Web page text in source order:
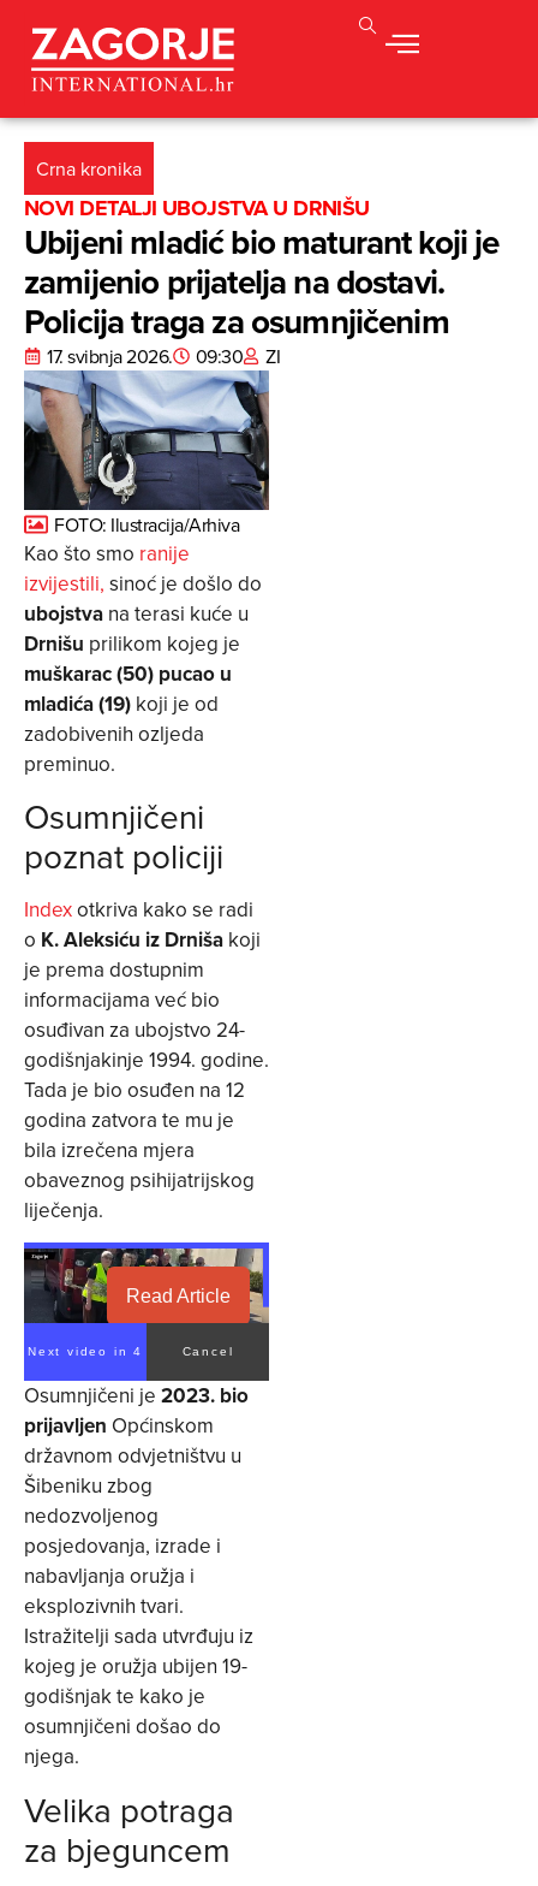
Crna kronika
NOVI DETALJI UBOJSTVA U DRNIŠU
Ubijeni mladić bio maturant koji je
zamijenio prijatelja na dostavi.
Policija traga za osumnjičenim
17. svibnja 2026. 09:30 ZI
FOTO: Ilustracija/Arhiva
Kao što smo ranije
izvijestili, sinoć je došlo do
ubojstva na terasi kuće u
Drnišu prilikom kojeg je
muškarac (50) pucao u
mladića (19) koji je od
zadobivenih ozljeda
preminuo.
Osumnjičeni
poznat policiji
Indexotkriva kako se radi
o K. Aleksiću iz Drniša koji
je prema dostupnim
informacijama već bio
osuđivan za ubojstvo 24-
godišnjakinje 1994. godine.
Tada je bio osuđen na 12
godina zatvora te mu je
bila izrečena mjera
obaveznog psihijatrijskog
liječenja.
Read Article
Next video in 3 Cancel
Osumnjičeni je 2023. bio
prijavljen Općinskom
državnom odvjetništvu u
Šibeniku zbog
nedozvoljenog
posjedovanja, izrade i
nabavljanja oružja i
eksplozivnih tvari.
Istražitelji sada utvrđuju iz
kojeg je oružja ubijen 19-
godišnjak te kako je
osumnjičeni došao do
njega.
Velika potraga
za bjeguncem